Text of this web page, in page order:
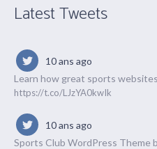
Latest Tweets
10 ans ago
Learn how great sports
https://t.co/LJzYA0kwIk
10 ans ago
Sports Club WordPress Theme